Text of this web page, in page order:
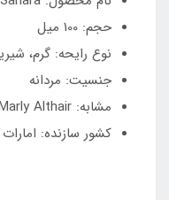
حجم: 100 میل
نوع رایحه: گرم،
جنسیت: مردانه
مشابه: Parfums de Marly Althair
کشور سازنده: امارات